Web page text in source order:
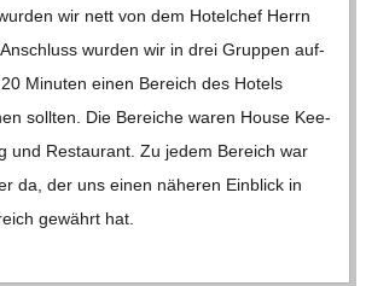
wir nett von dem Hotel­chef Herrn
wur­den wir in drei Grup­pen auf­
Minu­ten einen Bereich des Hotels
soll­ten. Die Berei­che waren House Kee­
und Restau­rant. Zu jedem Bereich war
da, der uns einen nähe­ren Ein­blick in
gewährt hat.